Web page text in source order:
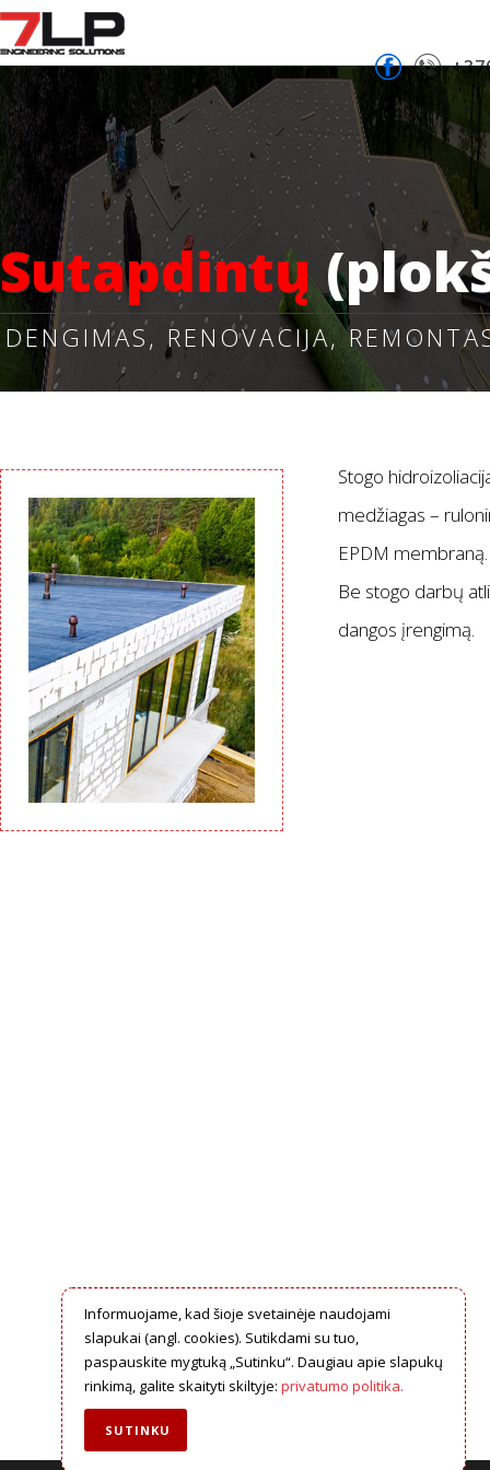
Sutapdintų
DENGIMAS, RENOVACIJA,
Stogo
medžiagas –
EPDM membraną.
Be stogo darbų
dangos įrengimą.
Informuojame, kad šioje svetainėje naudojami
slapukai (angl. cookies). Sutikdami su tuo,
paspauskite mygtuką „Sutinku“. Daugiau apie slapukų
rinkimą, galite skaityti skiltyje: privatumo politika.
SUTINKU